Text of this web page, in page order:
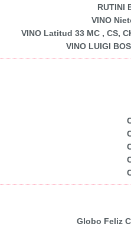
RUTINI
VINO
VINO Latitud 33 MC , CS,
VINO LUIGI
Globo Feliz